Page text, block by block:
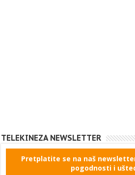
TELEKINEZA NEWSLETTER
Pretplatite se na naš
pogodnosti i